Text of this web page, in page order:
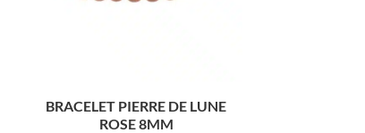
BRACELET PIERRE DE LUNE
ROSE 8MM